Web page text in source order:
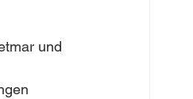
und